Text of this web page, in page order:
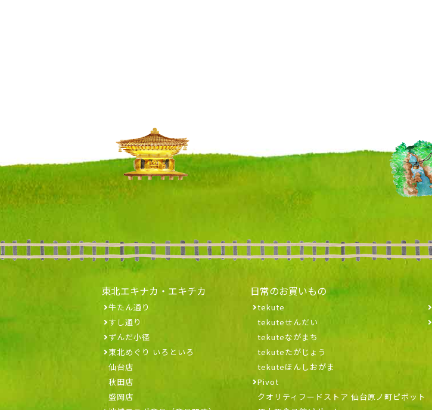
東北エキナカ・エキチカ
牛たん通り
すし通り
ずんだ小径
東北めぐり いろといろ
仙台店
秋田店
盛岡店
日常のお買いもの
tekute
tekuteせんだい
tekuteながまち
tekuteたがじょう
tekuteほんしおがま
Pivot
クオリティフードストア 仙台原ノ町ピボット